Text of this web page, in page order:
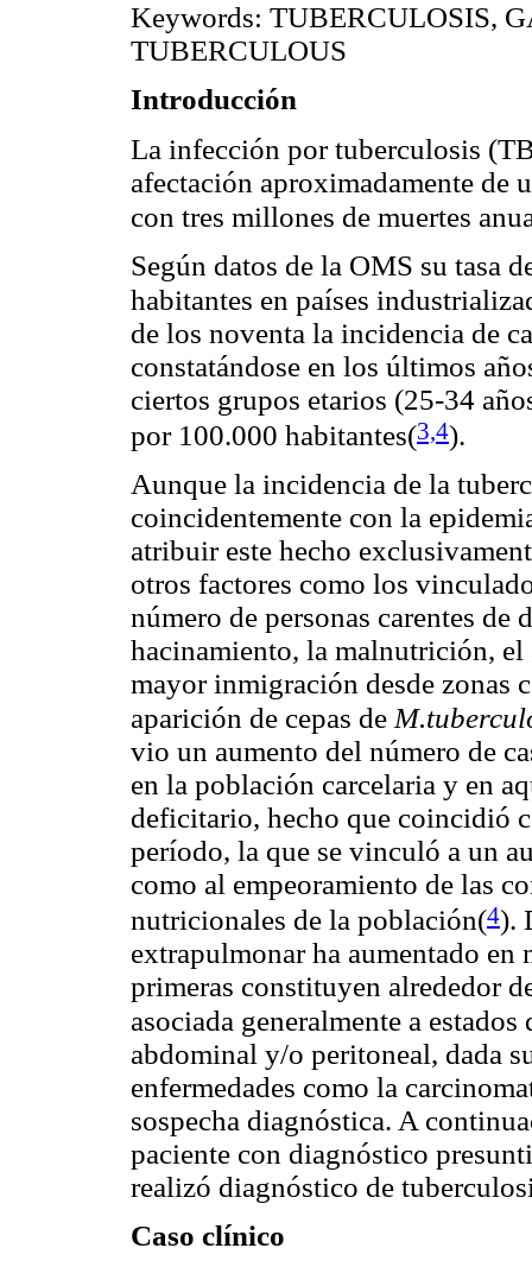
Keywords: TUBERCULOSIS,
TUBERCULOUS
Introducción
La infección por tuberculosis
afectación aproximadamente de
con tres millones de muertes
Según datos de la OMS su tasa
habitantes en países
de los noventa la incidencia de
constatándose en los últimos
ciertos grupos etarios (25-34
por 100.000 habitantes(3,4).
Aunque la incidencia de la
coincidentemente con la
atribuir este hecho
otros factores como los
número de personas carentes
hacinamiento, la malnutrición, el
mayor inmigración desde zonas
aparición de cepas de
vio un aumento del número de
en la población carcelaria y en
deficitario, hecho que coincidió
período, la que se vinculó a un
como al empeoramiento de las
nutricionales de la población(4).
extrapulmonar ha aumentado
primeras constituyen alrededor
asociada generalmente a
abdominal y/o peritoneal, dada
enfermedades como la
sospecha diagnóstica. A
paciente con diagnóstico
realizó diagnóstico de
Caso clínico